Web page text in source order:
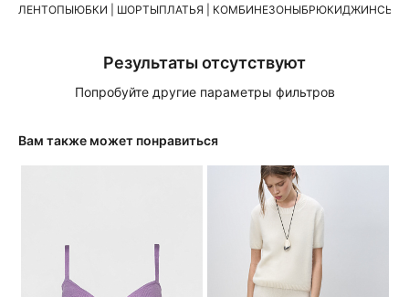
ЛЕНТОПЫЮБКИ | ШОРТЫПЛАТЬЯ | КОМБИНЕЗОНЫБРЮКИДЖИНСЫ
Результаты отсутствуют
Попробуйте другие параметры фильтров
Вам также может понравиться